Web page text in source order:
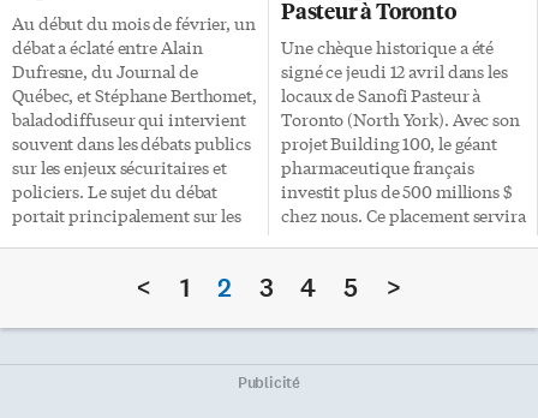
l’Ontario, conférencier du mois
de la Société d’Histoire à
l’Alliance française, nous a fait
découvrir l’importance de
conjuguer passé avec avenir. La
préservation est une bonne
idée… qui est arrivée […]
fondatrice et directrice
Marcelle Lean, ces partenariats
représentent de belles
opportunités. C’est du
«donnant-donnant» pour que
chacun échange sa visibilité et
[…]
Au début du mois de février, un
débat a éclaté entre Alain
Dufresne, du Journal de
Québec, et Stéphane Berthomet,
baladodiffuseur qui intervient
souvent dans les débats publics
sur les enjeux sécuritaires et
policiers. Le sujet du débat
portait principalement sur les
les émissions assez ennuyeuses
défend ce qu’il appelle
«l’accessibilité», reconnaissant
qu’il est difficile de rendre à ses
Pasteur à Toronto
Une chèque historique a été
signé ce jeudi 12 avril dans les
locaux de Sanofi Pasteur à
Toronto (North York). Avec son
projet Building 100, le géant
pharmaceutique français
investit plus de 500 millions $
chez nous. Ce placement servira
augmenter la production de ses
Pasteur, c’est déjà une
production de 40 millions de
doses de vaccins. Nos
< 1 2 3 4 5 >
Publicité